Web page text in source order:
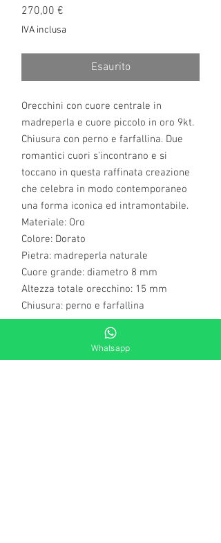
270,00 €
IVA inclusa
Esaurito
Orecchini con cuore centrale in
madreperla e cuore piccolo in oro 9kt.
Chiusura con perno e farfallina. Due
romantici cuori s'incontrano e si
toccano in questa raffinata creazione
che celebra in modo contemporaneo
una forma iconica ed intramontabile.
Materiale: Oro
Colore: Dorato
Pietra: madreperla naturale
Cuore grande: diametro 8 mm
Altezza totale orecchino: 15 mm
Chiusura: perno e farfallina
Whatsapp